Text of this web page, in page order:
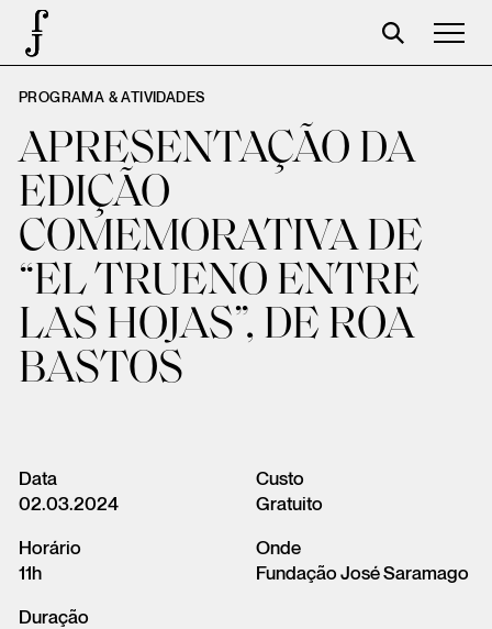
José Saramago
Programación
La Fundación
Aparceros
Centenario
Tienda
Carrito
PROGRAMA & ATIVIDADES
APRESENTAÇÃO DA
EDIÇÃO
COMEMORATIVA DE
“EL TRUENO ENTRE
LAS HOJAS”, DE ROA
BASTOS
Data
02.03.2024
Horário
11h
Duração
Custo
Gratuito
Onde
Fundação José Saramago